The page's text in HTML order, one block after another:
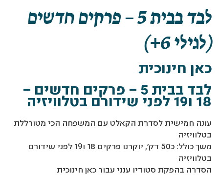
לבד בבית 5 – פרקים חדשים
(לגילי 6+)
כאן חינוכית
לבד בבית 5 – פרקים חדשים –
18 ו19 לפני שידורם בטלוויזיה
עונה חמישית לסדרת הקאלט עם המשפחה הכי מטורללת
בטלוויזיה
משך כולל: כ50 דק׳, יוקרנו פרקים 18 ו19 לפני שידורם
בטלוויזיה
הסדרה בהפקת סטודיו ענני עבור כאן חינוכית